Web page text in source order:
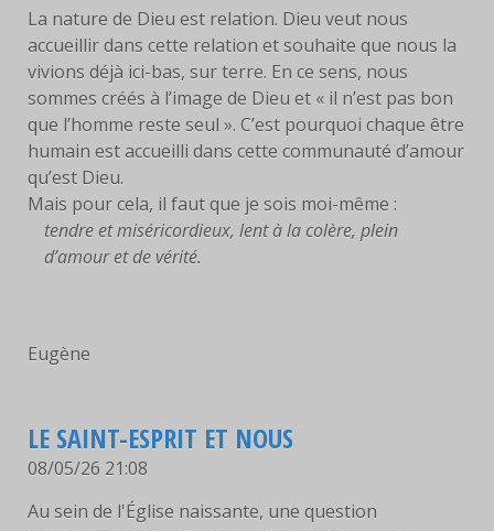
La nature de Dieu est relation. Dieu veut nous
accueillir dans cette relation et souhaite que nous la
vivions déjà ici-bas, sur terre. En ce sens, nous
sommes créés à l’image de Dieu et « il n’est pas bon
que l’homme reste seul ». C’est pourquoi chaque être
humain est accueilli dans cette communauté d’amour
qu’est Dieu.
Mais pour cela, il faut que je sois moi-même :
tendre et miséricordieux, lent à la colère, plein
d’amour et de vérité.
Eugène
LE SAINT-ESPRIT ET NOUS
08/05/26 21:08
Au sein de l'Église naissante, une question